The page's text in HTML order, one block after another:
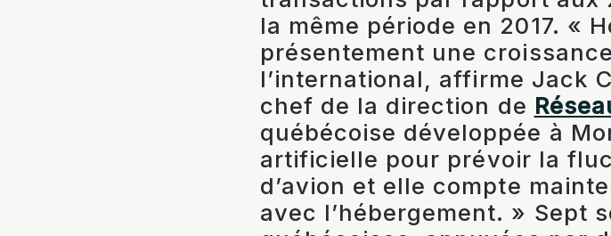
la même période en 2017. «
présentement une
l’international, affirme Jack
chef de la direction de
québécoise développée à
artificielle pour prévoir la
d’avion et elle compte
avec l’hébergement. » Sept